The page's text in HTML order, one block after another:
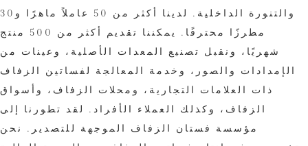
والتنورة الداخلية. لدينا أكثر من 50 عاملاً ماهرًا و30
مطرزًا محترفًا. يمكننا تقديم أكثر من 500 منتج
شهريًا، ونقبل تصنيع المعدات الأصلية، وعينات من
الإمدادات والصور، وخدمة المعالجة لفساتين الزفاف
ذات العلامات التجارية، ومحلات الزفاف، وأسواق
الزفاف، وكذلك العملاء الأفراد. لقد تطورنا إلى
مؤسسة فستان الزفاف الموجهة للتصدير. نحن